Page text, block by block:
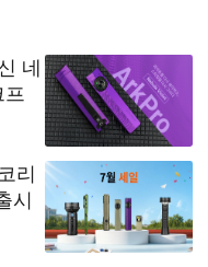
네
리
시